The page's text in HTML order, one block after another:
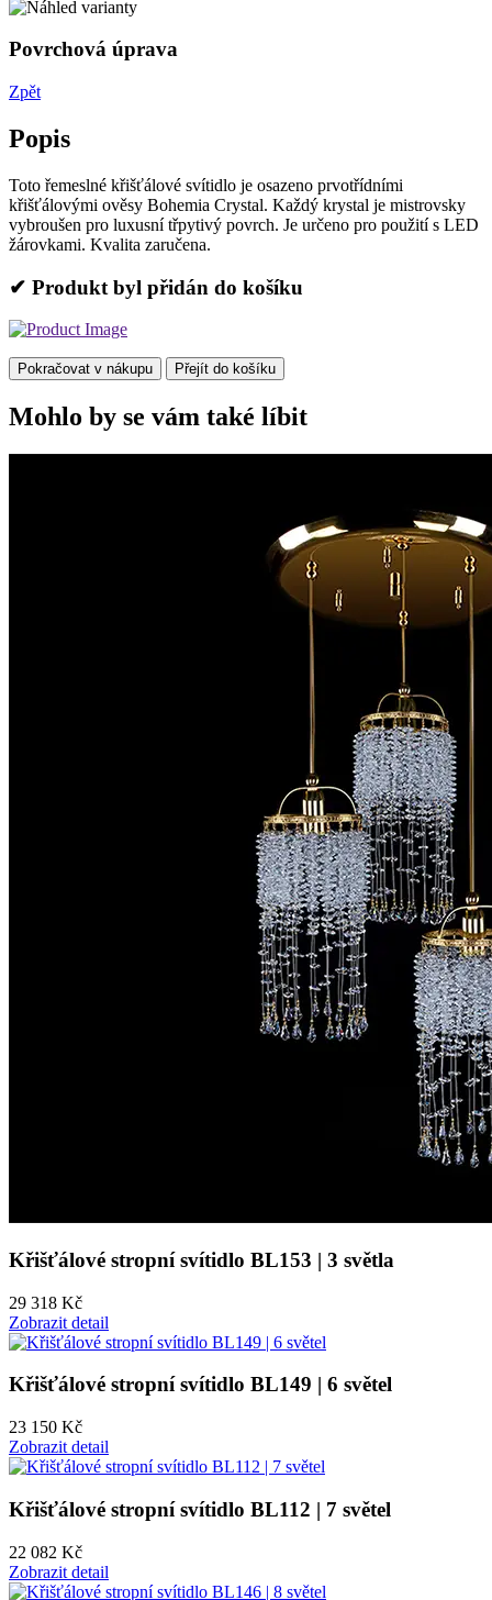
Povrchová úprava
Zpět
Popis
Toto řemeslné křišťálové svítidlo je osazeno prvotřídními
křišťálovými ověsy Bohemia Crystal. Každý krystal je mistrovsky
vybroušen pro luxusní třpytivý povrch. Je určeno pro použití s LED
žárovkami. Kvalita zaručena.
✔ Produkt byl přidán do košíku
Pokračovat v nákupu Přejít do košíku
Mohlo by se vám také líbit
Křišťálové stropní svítidlo BL153 | 3 světla
29 318 Kč
Zobrazit detail
Křišťálové stropní svítidlo BL149 | 6 světel
23 150 Kč
Zobrazit detail
Křišťálové stropní svítidlo BL112 | 7 světel
22 082 Kč
Zobrazit detail